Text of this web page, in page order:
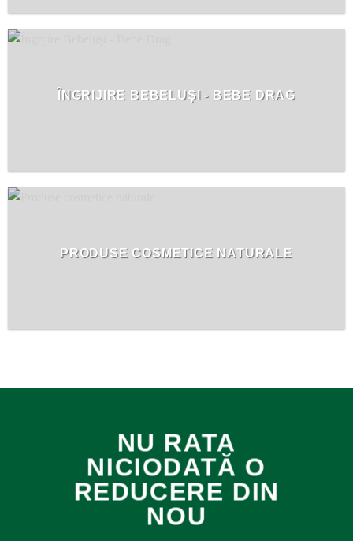
ÎNGRIJIRE BEBELUȘI - BEBE DRAG
PRODUSE COSMETICE NATURALE
NU RATA
NICIODATĂ O
REDUCERE DIN
NOU